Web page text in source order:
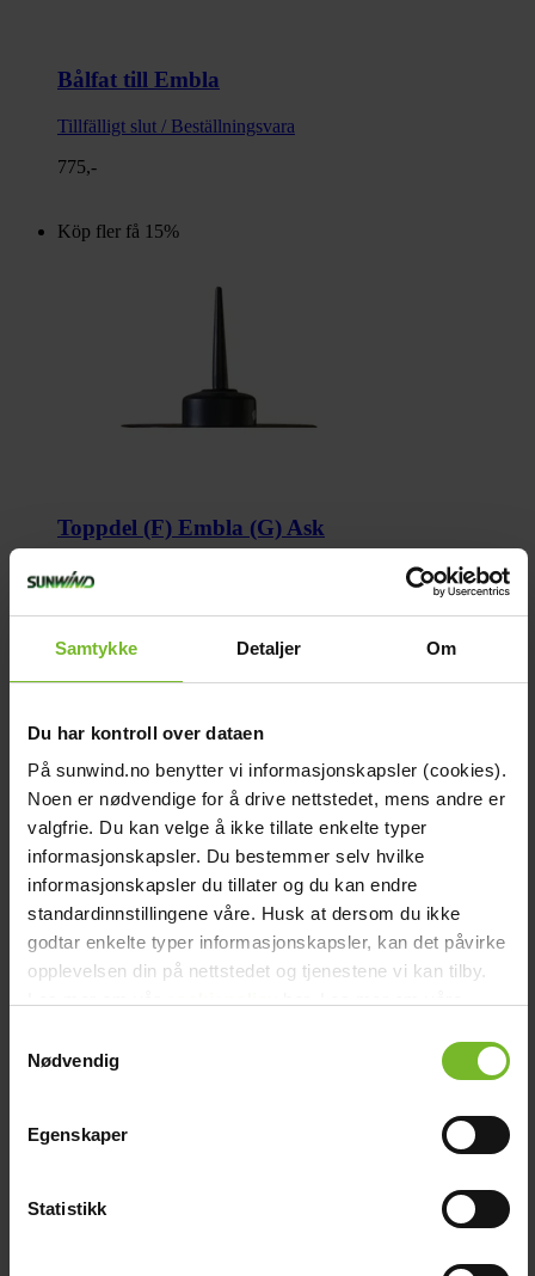
Samtykke Detaljer Om
Du har kontroll over dataen
På sunwind.no benytter vi informasjonskapsler (cookies).
Noen er nødvendige for å drive nettstedet, mens andre er
valgfrie. Du kan velge å ikke tillate enkelte typer
informasjonskapsler. Du bestemmer selv hvilke
informasjonskapsler du tillater og du kan endre
standardinnstillingene våre. Husk at dersom du ikke
godtar enkelte typer informasjonskapsler, kan det påvirke
opplevelsen din på nettstedet og tjenestene vi kan tilby.
Nødvendig
Egenskaper
Statistikk
Bålfat till Embla
Tillfälligt slut / Beställningsvara
775,-
Köp fler få 15%
Toppdel (F) Embla (G) Ask
99,-
Köp fler få 15%
Ben nedre Bålpanna Embla